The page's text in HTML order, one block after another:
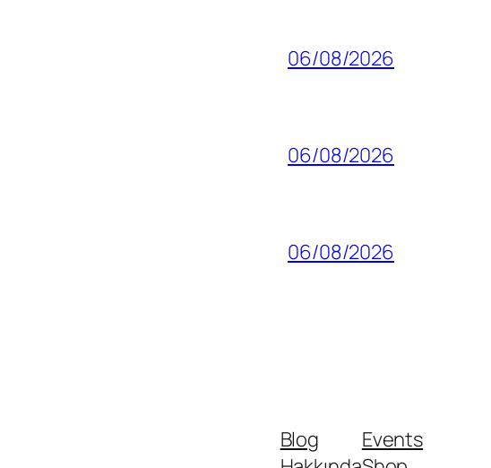
06/08/2026
06/08/2026
06/08/2026
Blog
Events